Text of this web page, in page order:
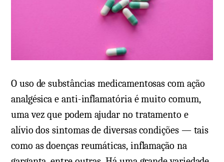
O uso de substâncias medicamentosas com ação
analgésica e anti-inflamatória é muito comum,
uma vez que podem ajudar no tratamento e
alívio dos sintomas de diversas condições — tais
como as doenças reumáticas, inflamação na